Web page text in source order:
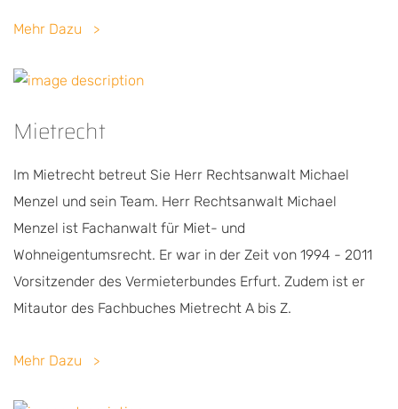
Mehr Dazu
Mietrecht
Im Mietrecht betreut Sie Herr Rechtsanwalt Michael
Menzel und sein Team. Herr Rechtsanwalt Michael
Menzel ist Fachanwalt für Miet- und
Wohneigentumsrecht. Er war in der Zeit von 1994 - 2011
Vorsitzender des Vermieterbundes Erfurt. Zudem ist er
Mitautor des Fachbuches Mietrecht A bis Z.
Mehr Dazu